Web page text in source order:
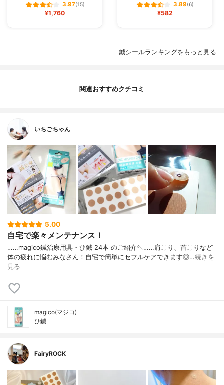
3.97(15)
¥1,760
3.89(6)
¥582
鍼シールランキングをもっと見る
関連おすすめクチコミ
いちごちゃん
5.00
自宅で楽々メンテナンス！
……⁡⁡magico⁡⁡鍼治療用具・ひ鍼 24本 ⁡⁡のご紹介🪡⁡⁡……⁡⁡肩こり、首こりなど⁡⁡
体の疲れに悩むみなさん！⁡⁡自宅で簡単にセフルケアできます◎⁡…続きを
見る
magico(マジコ)
ひ鍼
FairyROCK